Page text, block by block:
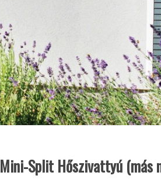
Mini-Split Hőszivattyú (más